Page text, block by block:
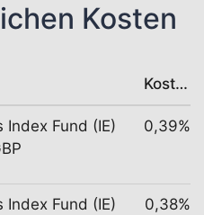
Kosten
Kosten
Index Fund (IE)
0,39%
Index Fund (IE)
0,38%